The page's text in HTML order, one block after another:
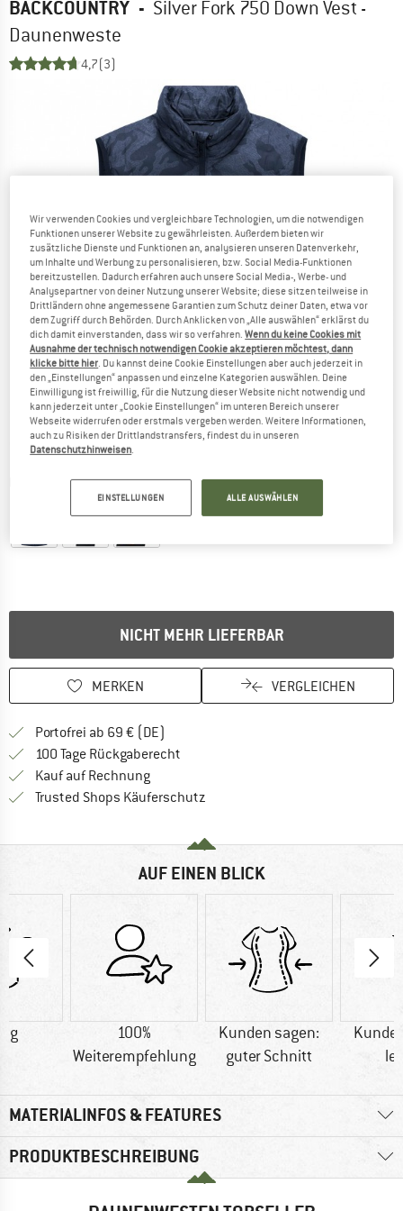
BACKCOUNTRY - Silver Fork 750 Down Vest -
Daunenweste
4,7(3)
Detailansichten
NICHT MEHR LIEFERBAR
MERKEN VERGLEICHEN
Portofrei ab 69 € (DE)
100 Tage Rückgaberecht
Kauf auf RechnungFinde die Zahlungs-Infos hier! Öffnet
Trusted Shops Käuferschutz
AUF EINEN BLICK
g
100%
Weiterempfehlung
Kunden sagen:
guter Schnitt
MATERIALINFOS & FEATURES
PRODUKTBESCHREIBUNG
Wir verwenden Cookies und vergleichbare Technologien, um die notwendigen
Funktionen unserer Website zu gewährleisten. Außerdem bieten wir
zusätzliche Dienste und Funktionen an, analysieren unseren Datenverkehr,
um Inhalte und Werbung zu personalisieren, bzw. Social Media-Funktionen
bereitzustellen. Dadurch erfahren auch unsere Social Media-, Werbe- und
Analysepartner von deiner Nutzung unserer Website; diese sitzen teilweise in
Drittländern ohne angemessene Garantien zum Schutz deiner Daten, etwa vor
dem Zugriff durch Behörden. Durch Anklicken von „Alle auswählen“ erklärst du
dich damit einverstanden, dass wir so verfahren.Wenn du keine Cookies mit
Ausnahme der technisch notwendigen Cookie akzeptieren möchtest, dann
klicke bitte hier. Du kannst deine Cookie Einstellungen aber auch jederzeit in
den „Einstellungen“ anpassen und einzelne Kategorien auswählen. Deine
Einwilligung ist freiwillig, für die Nutzung dieser Website nicht notwendig und
kann jederzeit unter „Cookie Einstellungen“ im unteren Bereich unserer
Webseite widerrufen oder erstmals vergeben werden. Weitere Informationen,
auch zu Risiken der Drittlandstransfers, findest du in unseren
Datenschutzhinweisen.
EINSTELLUNGEN ALLE AUSWÄHLEN